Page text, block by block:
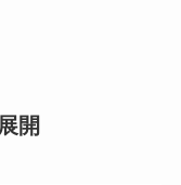
開